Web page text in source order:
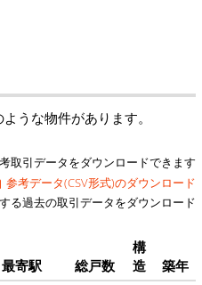
うな物件があります。
取引データをダウンロードできます
参考データ(CSV形式)のダウンロード
る過去の取引データをダウンロード
最寄駅 総戸数
構
造
築年